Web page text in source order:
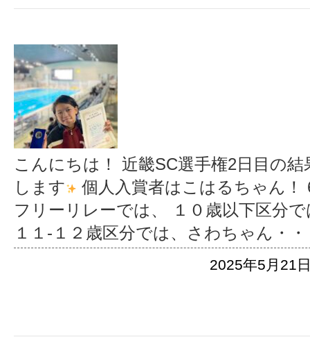
こんにちは！ 近畿SC選手権2日目の
します
個人入賞者はこはるちゃん！
フリーリレーでは、 １０歳以下区分
１１-１２歳区分では、さわちゃん ・
2025年5月21